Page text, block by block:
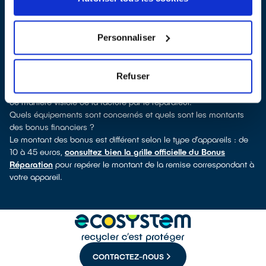
Personnaliser
Refuser
découvrirez pour quels types d’appareils ce professionnel a
obtenu le label. Réfrigérateur, lave-vaisselle, petit électroménager,
son réparateur spécialisé et labellisé QualiRépar.
Consulter l’annuaire
Comment bénéficier du Bonus Réparation à Alénya ?
Le Bonus Réparation est en vigueur chez tous les réparateurs
ayant obtenu le label QualiRépar. Il est déduit instantanément et
de manière visible de la facture par le réparateur.
Quels équipements sont concernés et quels sont les montants
des bonus financiers ?
Le montant des bonus est différent selon le type d’appareils : de
10 à 45 euros, consultez bien la grille officielle du Bonus
Réparation pour repérer le montant de la remise correspondant à
votre appareil.
CONTACTEZ-NOUS